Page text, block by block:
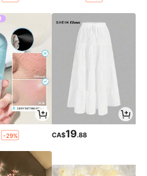
-29% CA$19.88